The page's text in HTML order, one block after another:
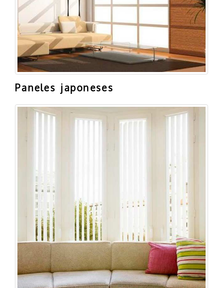
Paneles japoneses